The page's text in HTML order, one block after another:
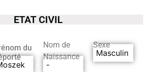
ETAT CIVIL
du
Nom de
Naissance
-
Sexe
Masculin